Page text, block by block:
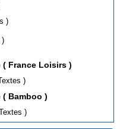
( Textes )
)
Le Train des orphelins - Intégrale ( France Loisirs )
1 : Tomes 1 et 2 / Jan 2015 ( Textes )
Le Train des orphelins - Intégrale ( Bamboo )
1 : Tomes 1 et 2 / Sep 2015 ( Textes )